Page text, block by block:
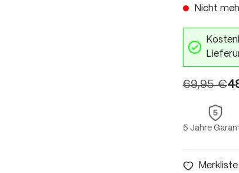
Nicht
69,95 €
5 Jahre
Merkliste